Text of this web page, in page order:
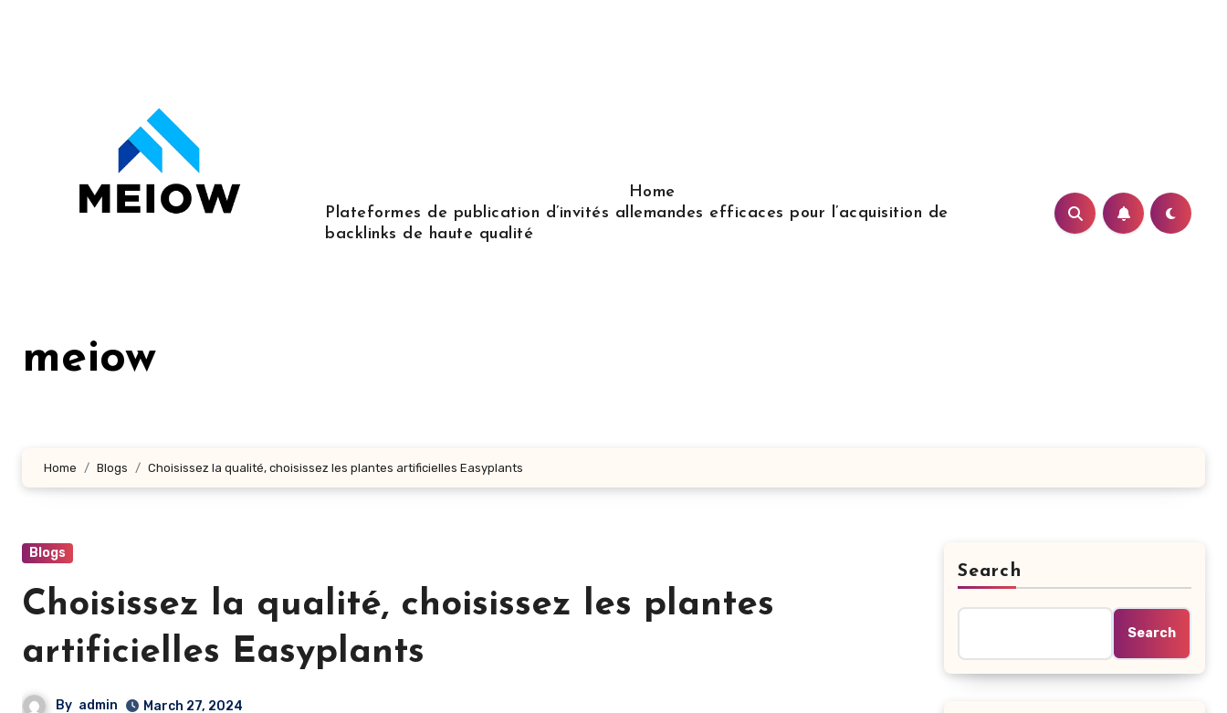
meiow
Home
Plateformes de publication d’invités allemandes efficaces pour l’acquisition de
backlinks de haute qualité
Home Blogs Choisissez la qualité, choisissez les plantes artificielles Easyplants
Blogs
Choisissez la qualité, choisissez les plantes
artificielles Easyplants
By admin March 27, 2024
Search
Search